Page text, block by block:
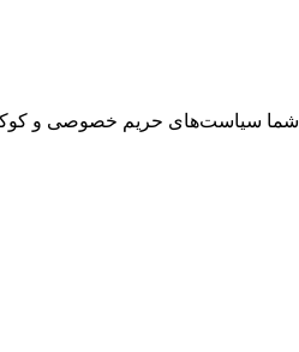
شما سیاست‌های حریم خصوصی و کوکی